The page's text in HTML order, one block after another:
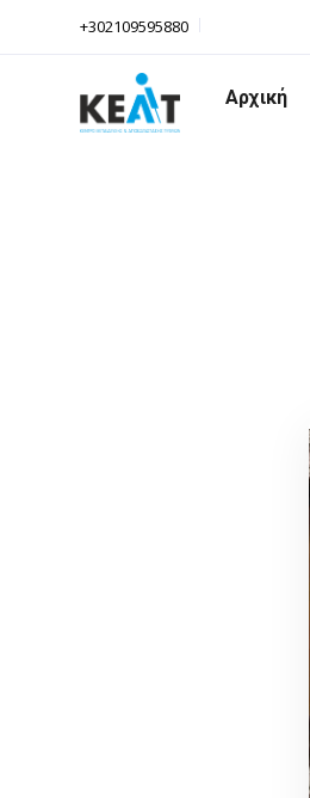
+302109595880
Αρχική